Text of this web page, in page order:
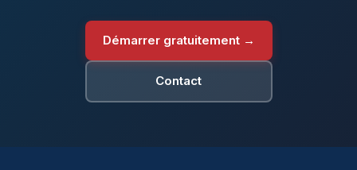
Démarrer gratuitement →
Contact